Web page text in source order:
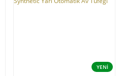
YENİ